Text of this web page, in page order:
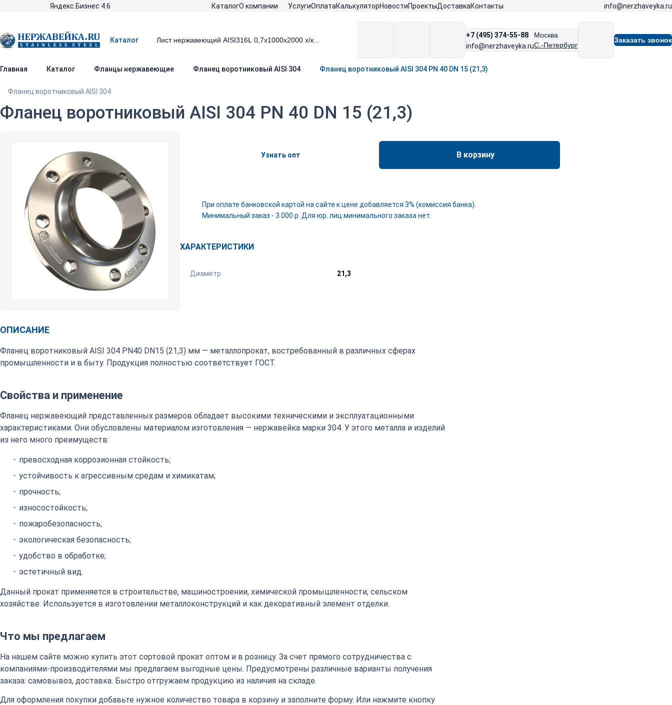
Яндекс.Бизнес 4.6 КаталогО компании УслугиОплатаКалькуляторНовостиПроектыДоставкаКонтакты info@nerzhaveyka.ru
Каталог
+7 (495) 374-55-88
info@nerzhaveyka.ru
Москва
С.-Петербург
Заказать звонок
Главная Каталог Фланцы нержавеющие Фланец воротниковый AISI 304 Фланец воротниковый AISI 304 PN 40 DN 15 (21,3)
Фланец воротниковый AISI 304
Фланец воротниковый AISI 304 PN 40 DN 15 (21,3)
Узнать опт В корзину
При оплате банковской картой на сайте к цене добавляется 3% (комиссия банка).
Минимальный заказ - 3 000 р. Для юр. лиц минимального заказа нет.
ХАРАКТЕРИСТИКИ
Диаметр 21,3
ОПИСАНИЕ
Фланец воротниковый AISI 304 PN40 DN15 (21,3) мм — металлопрокат, востребованный в различных сферах
промышленности и в быту. Продукция полностью соответствует ГОСТ.
Свойства и применение
Фланец нержавеющий представленных размеров обладает высокими техническими и эксплуатационными
характеристиками. Они обусловлены материалом изготовления — нержавейка марки 304. У этого металла и изделий
из него много преимуществ:
превосходная коррозионная стойкость;
устойчивость к агрессивным средам и химикатам;
прочность;
износостойкость;
пожаробезопасность;
экологическая безопасность;
удобство в обработке;
эстетичный вид.
Данный прокат применяется в строительстве, машиностроении, химической промышленности, сельском
хозяйстве. Используется в изготовлении металлоконструкций и как декоративный элемент отделки.
Что мы предлагаем
На нашем сайте можно купить этот сортовой прокат оптом и в розницу. За счет прямого сотрудничества с
компаниями-производителями мы предлагаем выгодные цены. Предусмотрены различные варианты получения
заказа: самовывоз, доставка. Быстро отгружаем продукцию из наличия на складе.
Для оформления покупки добавьте нужное количество товара в корзину и заполните форму. Или нажмите кнопку